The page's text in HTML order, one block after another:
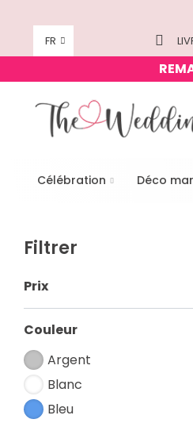
FR
Célébration Déco
Filtrer
Prix
Couleur
Argent
Blanc
Bleu